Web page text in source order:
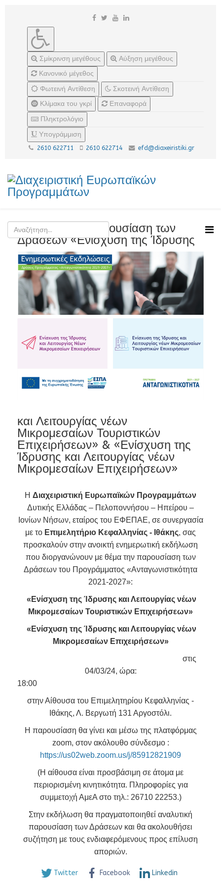
Σμίκρινση μεγέθους
Αύξηση μεγέθους
Κανονικό μέγεθος
Φωτεινή Αντίθεση
Σκοτεινή Αντίθεση
Κλίμακα του γκρί
Επαναφορά
Πληκτρολόγιο
Υπογράμμιση
2610 622711 2610 622714 efd@diaxeiristiki.gr
Κεφαλονιά - Παρουσίαση των
Δράσεων «Ενίσχυση της Ίδρυσης
και Λειτουργίας νέων
Μικρομεσαίων Τουριστικών
Επιχειρήσεων» & «Ενίσχυση της
Ίδρυσης και Λειτουργίας νέων
Μικρομεσαίων Επιχειρήσεων»
Η Διαχειριστική Ευρωπαϊκών Προγραμμάτων
Δυτικής Ελλάδας – Πελοποννήσου – Ηπείρου –
Ιονίων Νήσων, εταίρος του ΕΦΕΠΑΕ, σε συνεργασία
με το Επιμελητήριο Κεφαλληνίας - Ιθάκης, σας
προσκαλούν στην ανοικτή ενημερωτική εκδήλωση
που διοργανώνουν με θέμα την παρουσίαση των
Δράσεων του Προγράμματος «Ανταγωνιστικότητα
2021-2027»:
«Ενίσχυση της Ίδρυσης και Λειτουργίας νέων
Μικρομεσαίων Τουριστικών Επιχειρήσεων»
«Ενίσχυση της Ίδρυσης και Λειτουργίας νέων
Μικρομεσαίων Επιχειρήσεων»
στις
04/03/24, ώρα:
στην Αίθουσα του Επιμελητηρίου Κεφαλληνίας -
Ιθάκης, Λ. Βεργωτή 131 Αργοστόλι.
Η παρουσίαση θα γίνει και μέσω της πλατφόρμας
zoom, στον ακόλουθο σύνδεσμο :
https://us02web.zoom.us/j/85912821909
(Η αίθουσα είναι προσβάσιμη σε άτομα με
περιορισμένη κινητικότητα. Πληροφορίες για
συμμετοχή ΑμεΑ στο τηλ.: 26710 22253.)
Στην εκδήλωση θα πραγματοποιηθεί αναλυτική
παρουσίαση των Δράσεων και θα ακολουθήσει
συζήτηση με τους ενδιαφερόμενους προς επίλυση
αποριών.
Twitter Facebook Linkedin